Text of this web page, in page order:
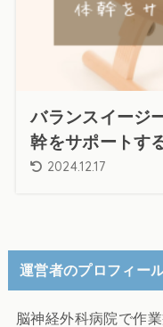
バランスイージ
幹をサポートす
2024.12.17
運営者のプロフィー
脳神経外科病院で作